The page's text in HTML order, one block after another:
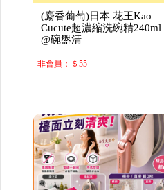
(麝香葡萄)日本 花王Kao
Cucute超濃縮洗碗精240ml
@碗盤清
非會員：＄55